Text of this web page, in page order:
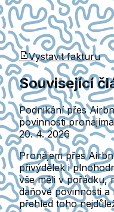
Vystavit fakturu
Související
Podnikání přes
povinnosti
20. 4. 2026
Pronájem přes
přivýdělek i
vše měli v pořádku,
daňové povinnosti a
přehled toho